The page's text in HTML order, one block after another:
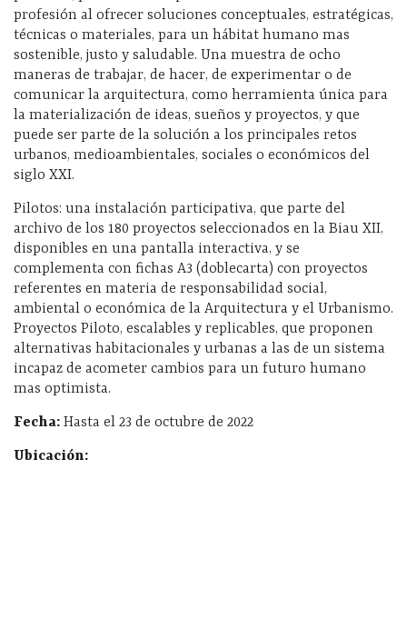
profesión al ofrecer soluciones conceptuales, estratégicas,
técnicas o materiales, para un hábitat humano mas
sostenible, justo y saludable. Una muestra de ocho
maneras de trabajar, de hacer, de experimentar o de
comunicar la arquitectura, como herramienta única para
la materialización de ideas, sueños y proyectos, y que
puede ser parte de la solución a los principales retos
urbanos, medioambientales, sociales o económicos del
siglo XXI.
Pilotos: una instalación participativa, que parte del
archivo de los 180 proyectos seleccionados en la Biau XII,
disponibles en una pantalla interactiva, y se
complementa con fichas A3 (doblecarta) con proyectos
referentes en materia de responsabilidad social,
ambiental o económica de la Arquitectura y el Urbanismo.
Proyectos Piloto, escalables y replicables, que proponen
alternativas habitacionales y urbanas a las de un sistema
incapaz de acometer cambios para un futuro humano
mas optimista.
Fecha: Hasta el 23 de octubre de 2022
Ubicación: